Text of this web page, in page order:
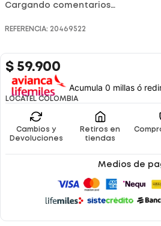
Cargando comentarios…
REFERENCIA: 20469522
$ 59.900
Acumula 0 millas ó
LOCATEL COLOMBIA
Cambios y
Devoluciones
Retiros en
tiendas
Medios de